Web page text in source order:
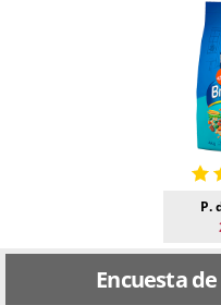
P.
Encuesta